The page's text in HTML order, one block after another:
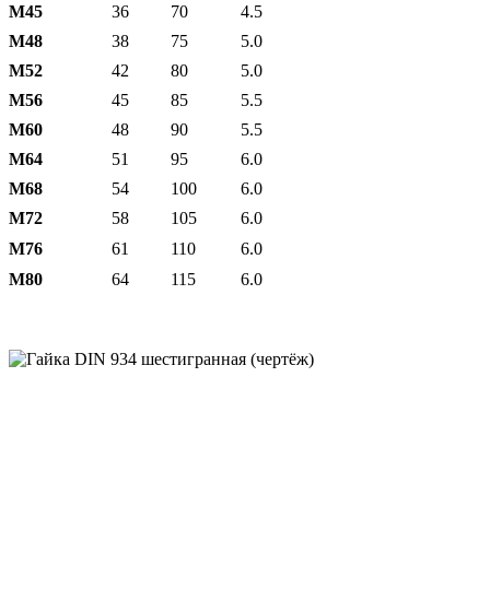
М45
36 70
4.5
М48
38 75
5.0
М52
42 80
5.0
М56
45 85
5.5
М60
48 90
5.5
М64
51 95
6.0
М68
54 100
6.0
М72
58 105
6.0
М76
61 110
6.0
М80
64 115 6.0